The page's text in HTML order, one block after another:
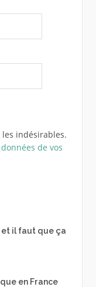
indésirables.
de vos
et il faut que ça
en France